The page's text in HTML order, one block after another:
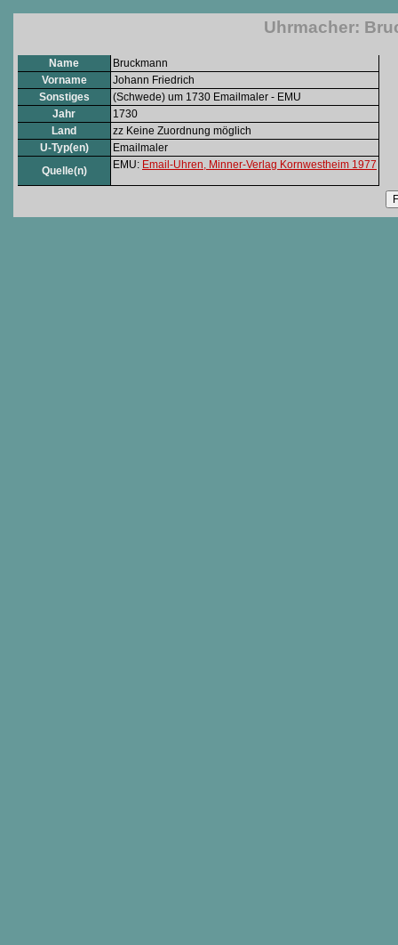
Uhrmacher:
Name
Bruckmann
Vorname
Johann Friedrich
Sonstiges
(Schwede) um 1730 Emailmaler - EMU
Jahr
1730
Land
zz Keine Zuordnung möglich
U-Typ(en)
Emailmaler
Quelle(n)
EMU: Email-Uhren, Minner-Verlag Kornwestheim 1977